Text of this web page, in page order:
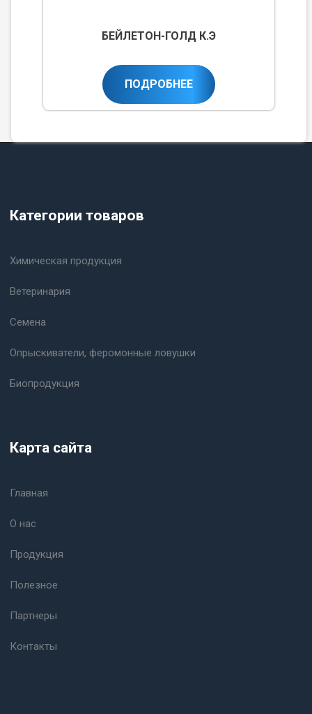
БЕЙЛЕТОН-ГОЛД К.Э
ПОДРОБНЕЕ
Категории товаров
Химическая продукция
Ветеринария
Семена
Опрыскиватели, феромонные ловушки
Биопродукция
Карта сайта
Главная
О нас
Продукция
Полезное
Партнеры
Контакты